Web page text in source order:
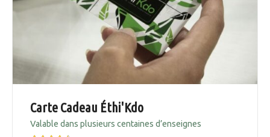
Carte Cadeau Éthi'Kdo
Valable dans plusieurs centaines d’enseignes